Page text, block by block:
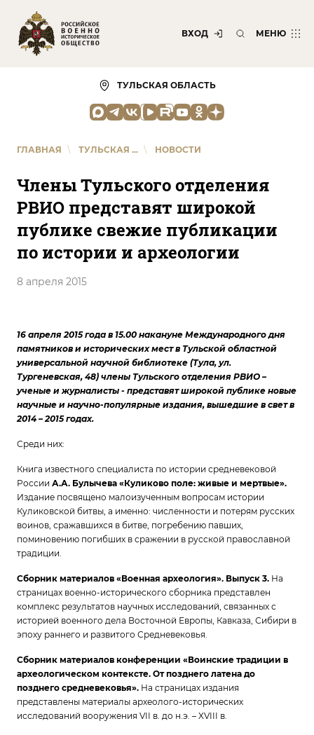
ВХОД МЕНЮ
ТУЛЬСКАЯ ОБЛАСТЬ
ГЛАВНАЯ \ ТУЛЬСКАЯ ... \ НОВОСТИ
Члены Тульского отделения
РВИО представят широкой
публике свежие публикации
по истории и археологии
8 апреля 2015
16 апреля 2015 года в 15.00 накануне Международного дня
памятников и исторических мест в Тульской областной
универсальной научной библиотеке (Тула, ул.
Тургеневская, 48) члены Тульского отделения РВИО –
ученые и журналисты - представят широкой публике новые
научные и научно-популярные издания, вышедшие в свет в
2014 – 2015 годах.
Среди них:
Книга известного специалиста по истории средневековой
России А.А. Булычева «Куликово поле: живые и мертвые».
Издание посвящено малоизученным вопросам истории
Куликовской битвы, а именно: численности и потерям русских
воинов, сражавшихся в битве, погребению павших,
поминовению погибших в сражении в русской православной
традиции.
Сборник материалов «Военная археология». Выпуск 3. На
страницах военно-исторического сборника представлен
комплекс результатов научных исследований, связанных с
историей военного дела Восточной Европы, Кавказа, Сибири в
эпоху раннего и развитого Средневековья.
Сборник материалов конференции «Воинские традиции в
археологическом контексте. От позднего латена до
позднего средневековья». На страницах издания
представлены материалы археолого-исторических
исследований вооружения VII в. до н.э. – XVIII в.